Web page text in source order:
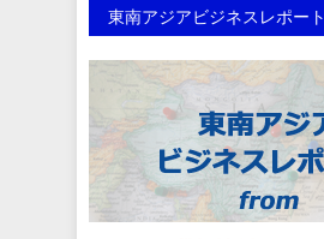
東南アジアビジネスレポート